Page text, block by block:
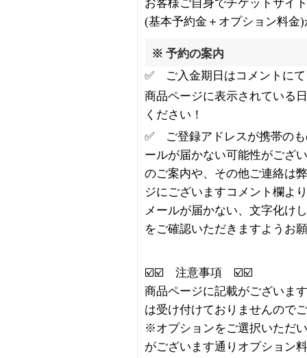
お客様ご自身でチケットサイ
(基本予約金＋オプション料金
※ 予約の案内
✅ ご入金期日はコメントに
商品ページに表示されている
ください！
✅ ご登録アドレスが携帯の
ールが届かない可能性がござ
のご案内や、その他ご連絡は
ジにございますコメント欄よ
メールが届かない、文字化け
をご確認いただきますようお
☑️☑️ 注意事項 ☑️☑️
商品ページに記載がございま
は受け付けておりませんので
※オプションをご選択いただ
がございます通りオプション